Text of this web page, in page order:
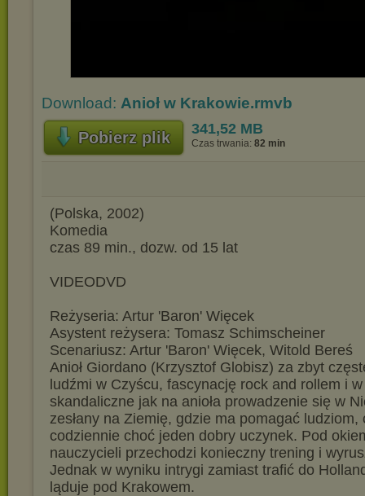
Download: Anioł w Krakowie.rmvb
Pobierz plik 341,52 MB
Czas trwania: 82 min
(Polska, 2002)
Komedia
czas 89 min., dozw. od 15 lat
VIDEODVD
Reżyseria: Artur 'Baron' Więcek
Asystent reżysera: Tomasz Schimscheiner
Scenariusz: Artur 'Baron' Więcek, Witold Bereś
Anioł Giordano (Krzysztof Globisz) za zbyt
ludźmi w Czyścu, fascynację rock and rollem i
skandaliczne jak na anioła prowadzenie się w
zesłany na Ziemię, gdzie ma pomagać ludziom,
codziennie choć jeden dobry uczynek. Pod
nauczycieli przechodzi konieczny trening i
Jednak w wyniku intrygi zamiast trafić do
ląduje pod Krakowem.